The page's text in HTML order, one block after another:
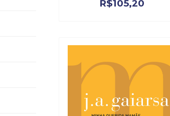
R$105,20